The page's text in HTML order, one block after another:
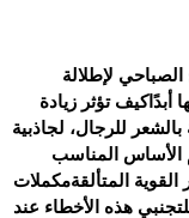
الصباحي لإطلالة
أبدًاكيف تؤثر زيادة
للرجال، لجاذبية
الأساس المناسب
المتألقةمكملات
تجنبي هذه الأخطاء عند